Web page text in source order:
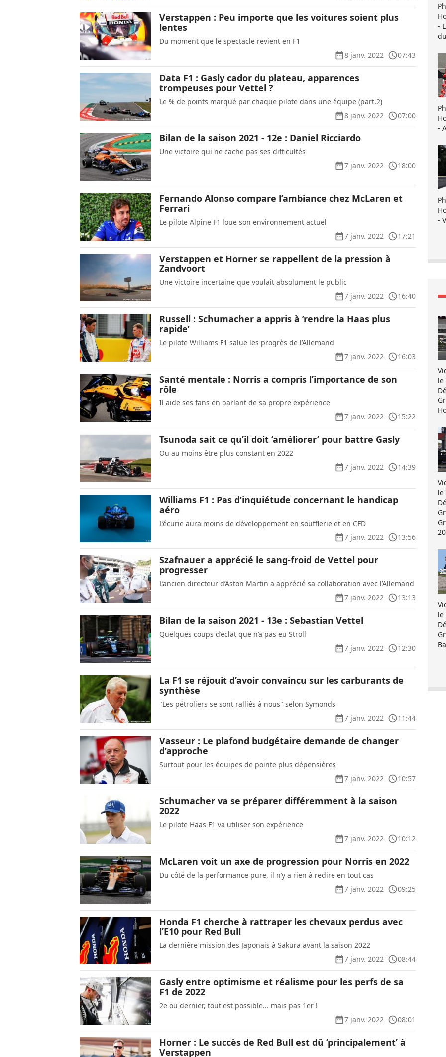
Verstappen : Peu importe que les voitures soient plus
lentes
Du moment que le spectacle revient en F1
8 janv. 2022
07:43
Data F1 : Gasly cador du plateau, apparences
trompeuses pour Vettel ?
Le % de points marqué par chaque pilote dans une équipe (part.2)
8 janv. 2022
07:00
Bilan de la saison 2021 - 12e : Daniel Ricciardo
Une victoire qui ne cache pas ses difficultés
7 janv. 2022
18:00
Fernando Alonso compare l’ambiance chez McLaren et
Ferrari
Le pilote Alpine F1 loue son environnement actuel
7 janv. 2022
17:21
Verstappen et Horner se rappellent de la pression à
Zandvoort
Une victoire incertaine que voulait absolument le public
7 janv. 2022
16:40
Russell : Schumacher a appris à ’rendre la Haas plus
rapide’
Le pilote Williams F1 salue les progrès de l’Allemand
7 janv. 2022
16:03
Santé mentale : Norris a compris l’importance de son
rôle
Il aide ses fans en parlant de sa propre expérience
7 janv. 2022
15:22
Tsunoda sait ce qu’il doit ’améliorer’ pour battre Gasly
Ou au moins être plus constant en 2022
7 janv. 2022
14:39
Williams F1 : Pas d’inquiétude concernant le handicap
aéro
L’écurie aura moins de développement en soufflerie et en CFD
7 janv. 2022
13:56
Szafnauer a apprécié le sang-froid de Vettel pour
progresser
L’ancien directeur d’Aston Martin a apprécié sa collaboration avec l’Allemand
7 janv. 2022
13:13
Bilan de la saison 2021 - 13e : Sebastian Vettel
Quelques coups d’éclat que n’a pas eu Stroll
7 janv. 2022
12:30
La F1 se réjouit d’avoir convaincu sur les carburants de
synthèse
"Les pétroliers se sont ralliés à nous" selon Symonds
7 janv. 2022
11:44
Vasseur : Le plafond budgétaire demande de changer
d’approche
Surtout pour les équipes de pointe plus dépensières
7 janv. 2022
10:57
Schumacher va se préparer différemment à la saison
2022
Le pilote Haas F1 va utiliser son expérience
7 janv. 2022
10:12
McLaren voit un axe de progression pour Norris en 2022
Du côté de la performance pure, il n’y a rien à redire en tout cas
7 janv. 2022
09:25
Honda F1 cherche à rattraper les chevaux perdus avec
l’E10 pour Red Bull
La dernière mission des Japonais à Sakura avant la saison 2022
7 janv. 2022
08:44
Gasly entre optimisme et réalisme pour les perfs de sa
F1 de 2022
2e ou dernier, tout est possible... mais pas 1er !
7 janv. 2022
08:01
Horner : Le succès de Red Bull est dû ’principalement’ à
Verstappen
-
-
-
le
le
le